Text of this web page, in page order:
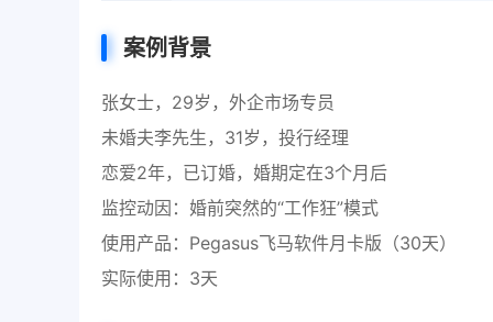
案例背景
张女士，29岁，外企市场专员
未婚夫李先生，31岁，投行经理
恋爱2年，已订婚，婚期定在3个月后
监控动因：婚前突然的“工作狂”模式
使用产品：Pegasus飞马软件月卡版（30天）
实际使用：3天